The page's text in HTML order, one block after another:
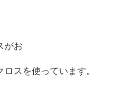
がお
スを使っています。